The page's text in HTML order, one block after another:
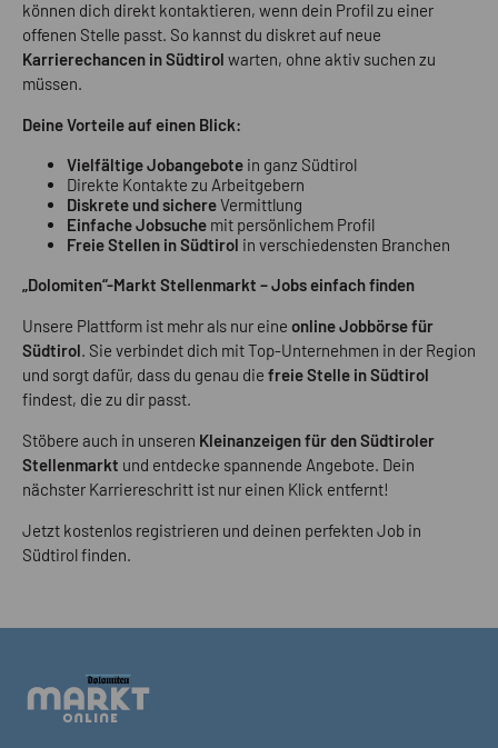
können dich direkt kontaktieren, wenn dein Profil zu einer
offenen Stelle passt. So kannst du diskret auf neue
Karrierechancen in Südtirol warten, ohne aktiv suchen zu
müssen.
Deine Vorteile auf einen Blick:
Vielfältige Jobangebote in ganz Südtirol
Direkte Kontakte zu Arbeitgebern
Diskrete und sichereVermittlung
Einfache Jobsuche mit persönlichem Profil
Freie Stellen in Südtirol in verschiedensten Branchen
„Dolomiten“-Markt Stellenmarkt – Jobs einfach finden
Unsere Plattform ist mehr als nur eine online Jobbörse für
Südtirol. Sie verbindet dich mit Top-Unternehmen in der Region
und sorgt dafür, dass du genau die freie Stelle in Südtirol
findest, die zu dir passt.
Stöbere auch in unseren Kleinanzeigen für den Südtiroler
Stellenmarkt und entdecke spannende Angebote. Dein
nächster Karriereschritt ist nur einen Klick entfernt!
Jetzt kostenlos registrieren und deinen perfekten Job in
Südtirol finden.